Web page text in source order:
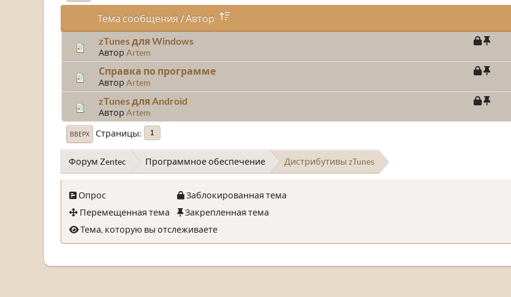
Тема сообщения / Автор
zTunes для Windows
Автор Artem
Справка по программе
Автор Artem
zTunes для Android
Автор Artem
ВВЕРХ Страницы 1
Форум Zentec Программное обеспечение Дистрибутивы zTunes
Опрос
Перемещенная тема
Заблокированная тема
Закрепленная тема
Тема, которую вы отслеживаете